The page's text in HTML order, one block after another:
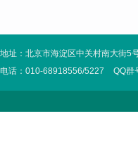
地址：北京市海淀区中关村南大街5
电话：010-68918556/5227
QQ群